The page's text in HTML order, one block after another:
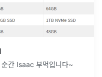
간 Isaac 부먹입니다~